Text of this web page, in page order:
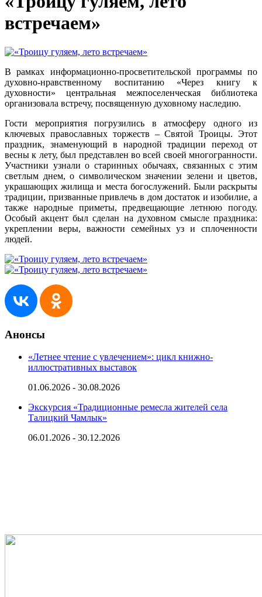
встречаем»
В рамках информационно-просветительской программы по
духовно-нравственному воспитанию «Через книгу к
духовности» центральная межпоселенческая библиотека
организовала встречу, посвященную духовному наследию.
Гости мероприятия погрузились в атмосферу одного из
ключевых православных торжеств – Святой Троицы. Этот
праздник, знаменующий в народной традиции переход от
весны к лету, был представлен во всей своей многогранности.
Участники узнали о старинных обычаях, связанных с этим
светлым днем, о символическом значении зелени и цветов,
украшающих жилища и места богослужений. Были раскрыты
традиции, призванные привлечь в дом достаток и изобилие, а
также народные приметы, предвещающие летнюю погоду.
Особый акцент был сделан на духовном смысле праздника:
укреплении веры, важности семейных уз и сплоченности
людей.
Анонсы
«Летнее чтение с увлечением»: цикл книжно-
иллюстративных выставок
01.06.2026 - 30.08.2026
Экскурсия «Традиционные ремесла жителей села
Талицкий Чамлык»
06.01.2026 - 30.12.2026